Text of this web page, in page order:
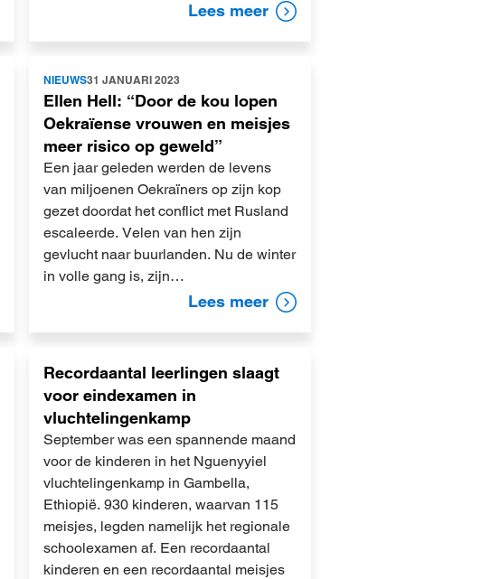
Lees meer
NIEUWS31 JANUARI 2023
Ellen Hell: “Door de kou lopen
Oekraïense vrouwen en meisjes
meer risico op geweld”
Een jaar geleden werden de levens
van miljoenen Oekraïners op zijn kop
gezet doordat het conflict met Rusland
escaleerde. Velen van hen zijn
gevlucht naar buurlanden. Nu de winter
in volle gang is, zijn…
Lees meer
meer
Recordaantal leerlingen slaagt
voor eindexamen in
vluchtelingenkamp
September was een spannende maand
voor de kinderen in het Nguenyyiel
vluchtelingenkamp in Gambella,
Ethiopië. 930 kinderen, waarvan 115
meisjes, legden namelijk het regionale
schoolexamen af. Een recordaantal
kinderen en een recordaantal meisjes
meer